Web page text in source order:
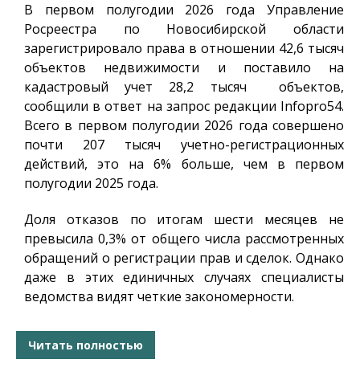
В первом полугодии 2026 года Управление
Росреестра по Новосибирской области
зарегистрировало права в отношении 42,6 тысяч
объектов недвижимости и поставило на
кадастровый учет 28,2 тысяч объектов,
сообщили в ответ на запрос редакции Infopro54.
Всего в первом полугодии 2026 года совершено
почти 207 тысяч учетно-регистрационных
действий, это на 6% больше, чем в первом
полугодии 2025 года.
Доля отказов по итогам шести месяцев не
превысила 0,3% от общего числа рассмотренных
обращений о регистрации прав и сделок. Однако
даже в этих единичных случаях специалисты
ведомства видят четкие закономерности.
Читать полностью